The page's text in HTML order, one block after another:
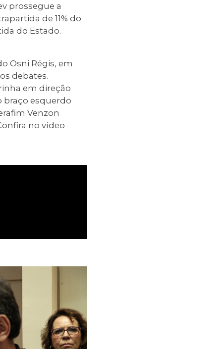
prossegue a
de 11% do
do Estado.
Osni Régis, em
debates.
em direção
braço esquerdo
Venzon
no vídeo